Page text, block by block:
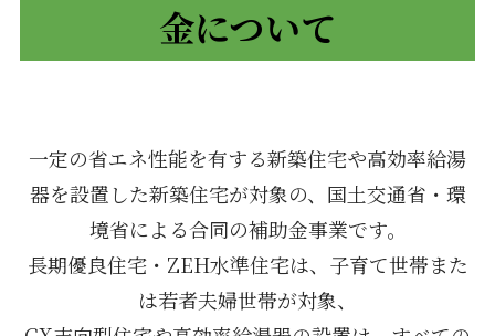
金について
一定の省エネ性能を有する新築住宅や高効率給湯
器を設置した新築住宅が対象の、国土交通省・環
境省による合同の補助金事業です。
長期優良住宅・ZEH水準住宅は、子育て世帯また
は若者夫婦世帯が対象、